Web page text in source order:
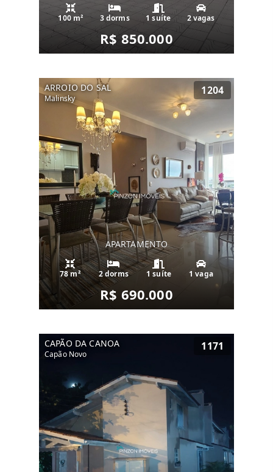
100 m² 3 dorms 1 suíte 2 vagas
R$ 850.000
ARROIO DO SAL
Malinsky
1204
APARTAMENTO
78 m² 2 dorms 1 suíte 1 vaga
R$ 690.000
CAPÃO DA CANOA
Capão Novo
1171